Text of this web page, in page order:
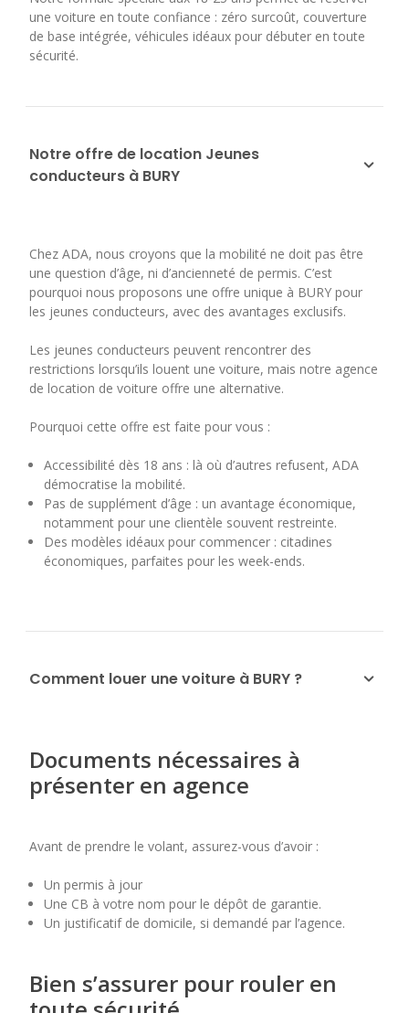
une voiture en toute confiance : zéro surcoût, couverture
de base intégrée, véhicules idéaux pour débuter en toute
sécurité.
Notre offre de location Jeunes
conducteurs à BURY
Chez ADA, nous croyons que la mobilité ne doit pas être
une question d’âge, ni d’ancienneté de permis. C’est
pourquoi nous proposons une offre unique à BURY pour
les jeunes conducteurs, avec des avantages exclusifs.
Les jeunes conducteurs peuvent rencontrer des
restrictions lorsqu’ils louent une voiture, mais notre agence
de location de voiture offre une alternative.
Pourquoi cette offre est faite pour vous :
Accessibilité dès 18 ans : là où d’autres refusent, ADA
démocratise la mobilité.
Pas de supplément d’âge : un avantage économique,
notamment pour une clientèle souvent restreinte.
Des modèles idéaux pour commencer : citadines
économiques, parfaites pour les week-ends.
Comment louer une voiture à BURY ?
Documents nécessaires à
présenter en agence
Avant de prendre le volant, assurez-vous d’avoir :
Un permis à jour
Une CB à votre nom pour le dépôt de garantie.
Un justificatif de domicile, si demandé par l’agence.
Bien s’assurer pour rouler en